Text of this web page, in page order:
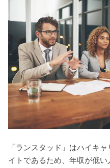
「ランスタッド」はハイキ
イトであるため、年収が低